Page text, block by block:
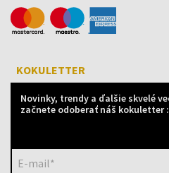
KOKULETTER
Novinky, trendy a ďalšie skvelé
začnete odoberať náš kokuletter
E-mail*